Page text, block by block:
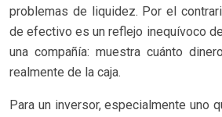
problemas de liquidez. Por el
de efectivo es un reflejo inequívoco
una compañía: muestra cuánto
realmente de la caja.
Para un inversor, especialmente uno